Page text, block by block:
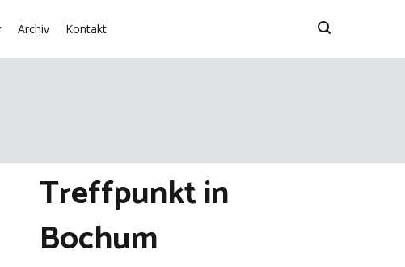
Archiv Kontakt
Treffpunkt in
Bochum